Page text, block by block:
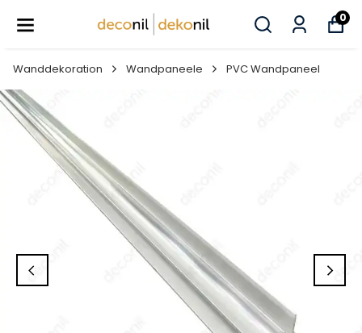
0
Wanddekoration Wandpaneele PVC Wandpaneel